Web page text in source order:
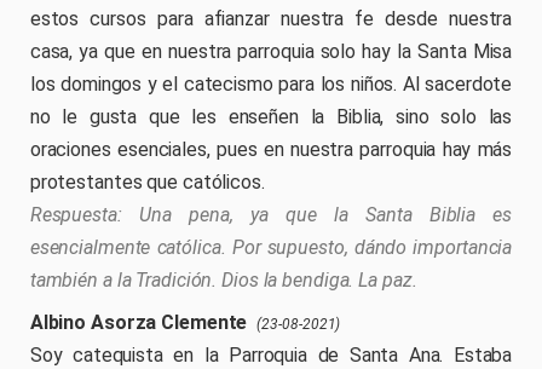
estos cursos para afianzar nuestra fe desde nuestra
casa, ya que en nuestra parroquia solo hay la Santa Misa
los domingos y el catecismo para los niños. Al sacerdote
no le gusta que les enseñen la Biblia, sino solo las
oraciones esenciales, pues en nuestra parroquia hay más
protestantes que católicos.
Una pena, ya que la Santa Biblia es
esencialmente católica. Por supuesto, dándo importancia
también a la Tradición. Dios la bendiga. La paz.
Albino Asorza Clemente (23-08-2021)
Soy catequista en la Parroquia de Santa Ana. Estaba